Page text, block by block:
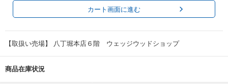
カート画面に進む
【取扱い売場】 八丁堀本店６階 ウェッジウッドショップ
商品在庫状況